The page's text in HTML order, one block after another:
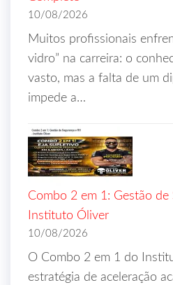
10/08/2026
Muitos profissionais
vidro” na carreira: o
vasto, mas a falta de um
impede a…
Combo 2 em 1: Gestão de
Instituto Óliver
10/08/2026
O Combo 2 em 1 do
estratégia de aceleração